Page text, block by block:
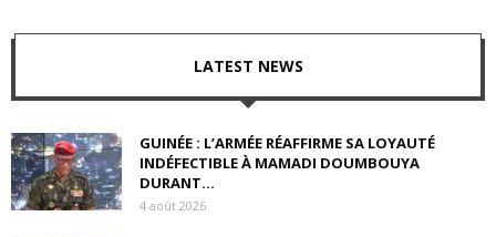
LATEST NEWS
GUINÉE : L’ARMÉE RÉAFFIRME SA LOYAUTÉ
INDÉFECTIBLE À MAMADI DOUMBOUYA
DURANT...
4 août 2026